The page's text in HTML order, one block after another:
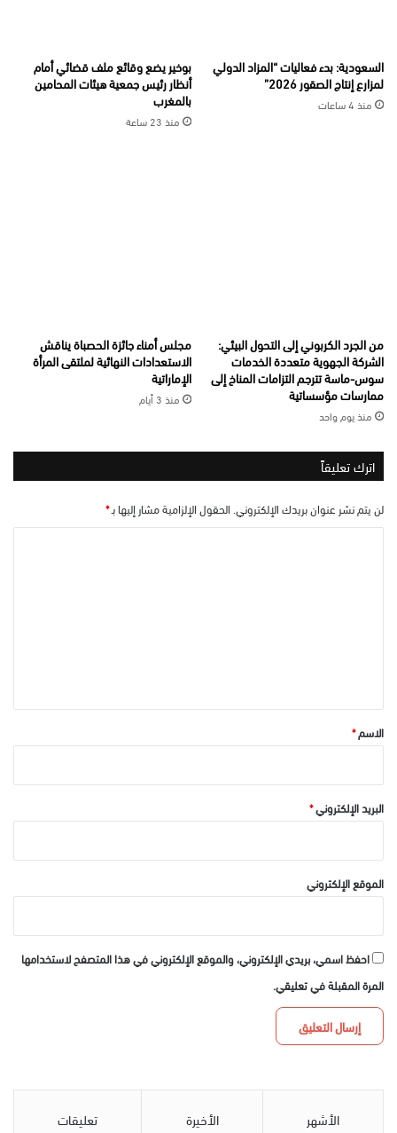
السعودية: بدء فعاليات “المزاد الدولي
لمزارع إنتاج الصقور 2026”
منذ 4 ساعات
بوخير يضع وقائع ملف قضائي أمام
أنظار رئيس جمعية هيئات المحامين
بالمغرب
منذ 23 ساعة
من الجرد الكربوني إلى التحول البيئي:
الشركة الجهوية متعددة الخدمات
سوس-ماسة تترجم التزامات المناخ إلى
ممارسات مؤسساتية
منذ يوم واحد
مجلس أمناء جائزة الحصباة يناقش
الاستعدادات النهائية لملتقى المرأة
الإماراتية
منذ 3 أيام
اترك تعليقاً
لن يتم نشر عنوان بريدك الإلكتروني. الحقول الإلزامية مشار إليها بـ*
*الاسم*
البريد الإلكتروني*
الموقع الإلكتروني
احفظ اسمي، بريدي الإلكتروني، والموقع الإلكتروني في هذا المتصفح لاستخدامها
المرة المقبلة في تعليقي.
الأشهر الأخيرة تعليقات